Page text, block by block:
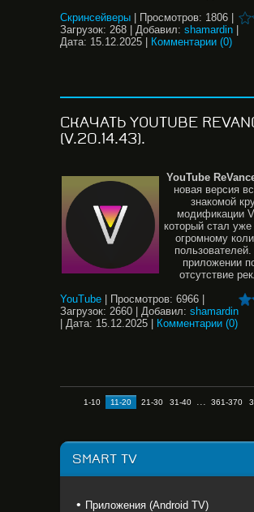
Скринсейверы
Просмотров: 1806
Загрузок: 268 Добавил: shamardin
Дата: 15.12.2025 Комментарии (0)
СКАЧАТЬ YOUTUBE
(V.20.14.43).
YouTube
новая версия
знакомой
модификации
который стал уже
огромному
приложении
отсутствие
YouTube
Просмотров: 6966
Загрузок: 2660 Добавил: shamardin
Дата: 15.12.2025 Комментарии (0)
1-10 11-20 21-30 31-40 ... 361-370
SMART TV
Приложения (Android TV)